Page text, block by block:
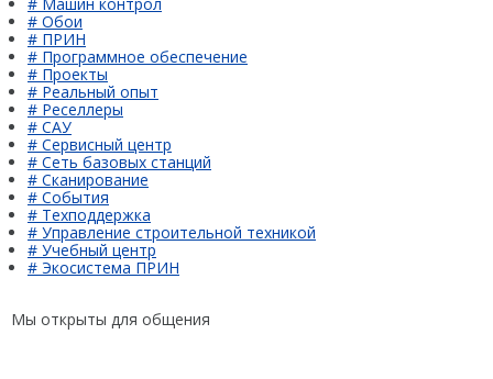
# Обои
# ПРИН
# Программное обеспечение
# Проекты
# Реальный опыт
# Реселлеры
# САУ
# Сервисный центр
# Сеть базовых станций
# Сканирование
# События
# Техподдержка
# Управление строительной техникой
# Учебный центр
# Экосистема ПРИН
Мы открыты для общения